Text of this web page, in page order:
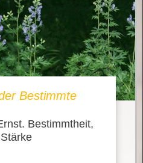
Bestimmte
Bestimmtheit,